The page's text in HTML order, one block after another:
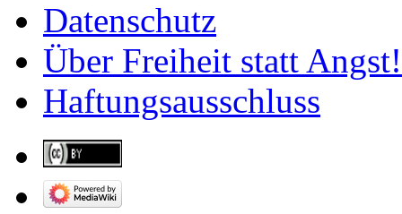
Datenschutz
Über Freiheit statt Angst!
Haftungsausschluss